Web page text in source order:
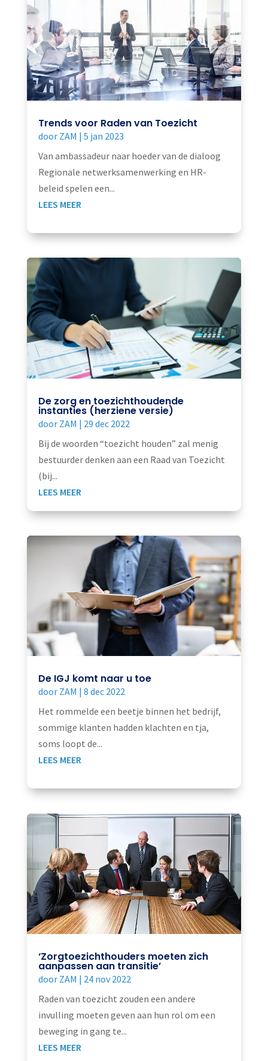
Trends voor Raden van Toezicht
door ZAM | 5 jan 2023
Van ambassadeur naar hoeder van de dialoog
Regionale netwerksamenwerking en HR-
beleid spelen een...
LEES MEER
De zorg en toezichthoudende
instanties (herziene versie)
door ZAM | 29 dec 2022
Bij de woorden “toezicht houden” zal menig
bestuurder denken aan een Raad van Toezicht
(bij...
LEES MEER
De IGJ komt naar u toe
door ZAM | 8 dec 2022
Het rommelde een beetje binnen het bedrijf,
sommige klanten hadden klachten en tja,
soms loopt de...
LEES MEER
‘Zorgtoezichthouders moeten zich
aanpassen aan transitie’
door ZAM | 24 nov 2022
Raden van toezicht zouden een andere
invulling moeten geven aan hun rol om een
beweging in gang te...
LEES MEER